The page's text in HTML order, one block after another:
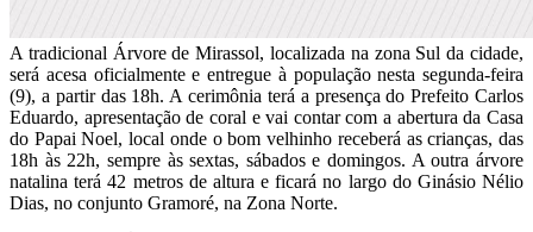
A tradicional Árvore de Mirassol, localizada na zona Sul da cidade,
será acesa oficialmente e entregue à população nesta segunda-feira
(9), a partir das 18h. A cerimônia terá a presença do Prefeito Carlos
Eduardo, apresentação de coral e vai contar com a abertura da Casa
do Papai Noel, local onde o bom velhinho receberá as crianças, das
18h às 22h, sempre às sextas, sábados e domingos. A outra árvore
natalina terá 42 metros de altura e ficará no largo do Ginásio Nélio
Dias, no conjunto Gramoré, na Zona Norte.